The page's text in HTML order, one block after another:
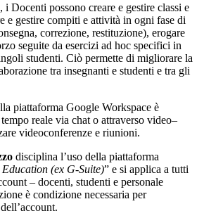
Docenti possono creare e gestire classi e
e gestire compiti e attività in ogni fase di
correzione, restituzione), erogare
seguite da esercizi ad hoc specifici in
studenti. Ciò permette di migliorare la
tra insegnanti e studenti e tra gli
piattaforma Google Workspace è
reale via chat o attraverso video–
videoconferenze e riunioni.
disciplina l’uso della piattaforma
(ex G-Suite)” e si applica a tutti
– docenti, studenti e personale
è condizione necessaria per